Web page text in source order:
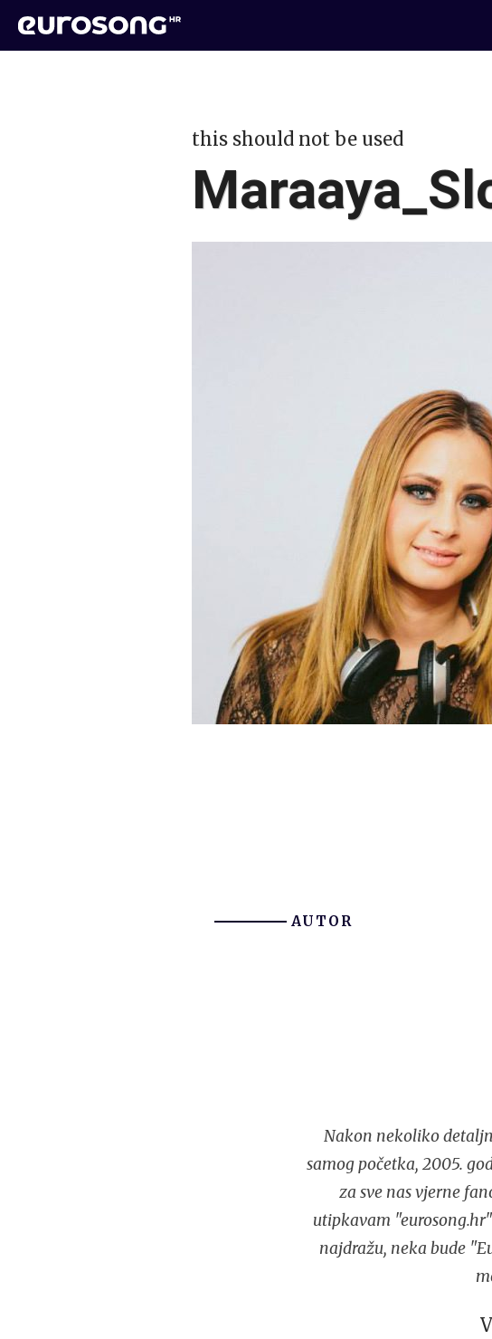
this should not be used
AUTOR
Nakon nekoliko
samog početka, 2005.
za sve nas vjerne
utipkavam
najdražu, neka bude